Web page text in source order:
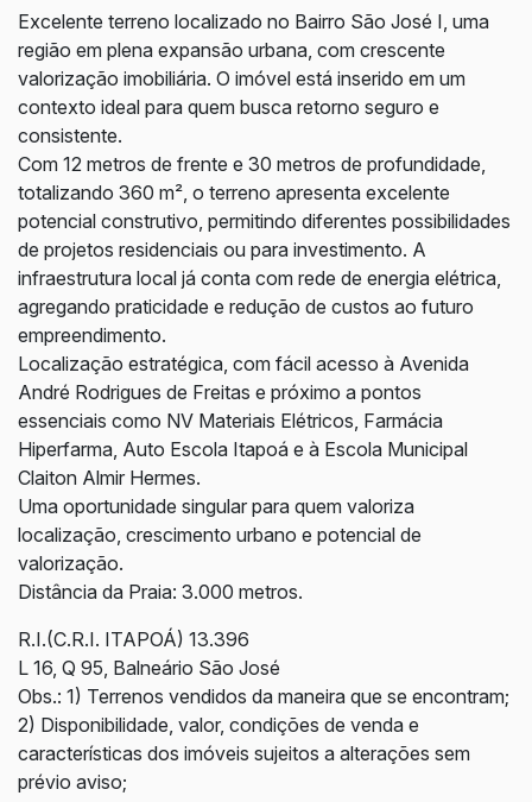
Excelente terreno localizado no Bairro São José I, uma
região em plena expansão urbana, com crescente
valorização imobiliária. O imóvel está inserido em um
contexto ideal para quem busca retorno seguro e
consistente.
Com 12 metros de frente e 30 metros de profundidade,
totalizando 360 m², o terreno apresenta excelente
potencial construtivo, permitindo diferentes possibilidades
de projetos residenciais ou para investimento. A
infraestrutura local já conta com rede de energia elétrica,
agregando praticidade e redução de custos ao futuro
empreendimento.
Localização estratégica, com fácil acesso à Avenida
André Rodrigues de Freitas e próximo a pontos
essenciais como NV Materiais Elétricos, Farmácia
Hiperfarma, Auto Escola Itapoá e à Escola Municipal
Claiton Almir Hermes.
Uma oportunidade singular para quem valoriza
localização, crescimento urbano e potencial de
valorização.
Distância da Praia: 3.000 metros.
R.I.(C.R.I. ITAPOÁ) 13.396
L 16, Q 95, Balneário São José
Obs.: 1) Terrenos vendidos da maneira que se encontram;
2) Disponibilidade, valor, condições de venda e
características dos imóveis sujeitos a alterações sem
prévio aviso;